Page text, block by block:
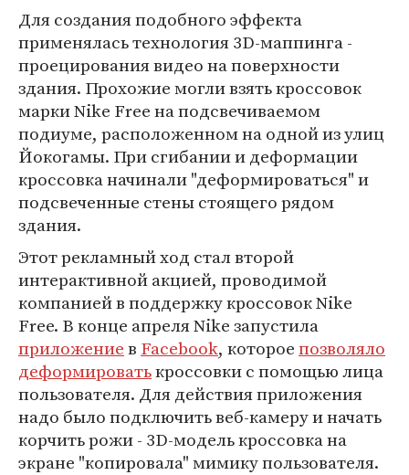
Для создания подобного эффекта
применялась технология 3D-маппинга -
проецирования видео на поверхности
здания. Прохожие могли взять кроссовок
марки Nike Free на подсвечиваемом
подиуме, расположенном на одной из улиц
Йокогамы. При сгибании и деформации
кроссовка начинали "деформироваться" и
подсвеченные стены стоящего рядом
здания.
Этот рекламный ход стал второй
интерактивной акцией, проводимой
компанией в поддержку кроссовок Nike
Free. В конце апреля Nike запустила
приложениев Facebook, котороепозволяло
деформироватькроссовки с помощью лица
пользователя. Для действия приложения
надо было подключить веб-камеру и начать
корчить рожи - 3D-модель кроссовка на
экране "копировала" мимику пользователя.